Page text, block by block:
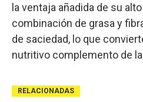
la ventaja añadida de su
combinación de grasa y
de saciedad, lo que
nutritivo complemento de
RELACIONADAS